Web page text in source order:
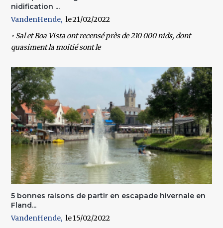
nidification ...
VandenHende
21/02/2022
• Sal et Boa Vista ont recensé près de 210 000 nids, dont
quasiment la moitié sont le
5 bonnes raisons de partir en escapade hivernale en
Fland...
VandenHende
15/02/2022